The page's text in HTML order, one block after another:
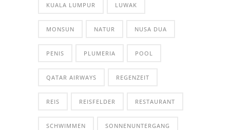
KUALA LUMPUR LUWAK
MONSUN NATUR NUSA DUA
PENIS PLUMERIA POOL
QATAR AIRWAYS REGENZEIT
REIS REISFELDER RESTAURANT
SCHWIMMEN SONNENUNTERGANG